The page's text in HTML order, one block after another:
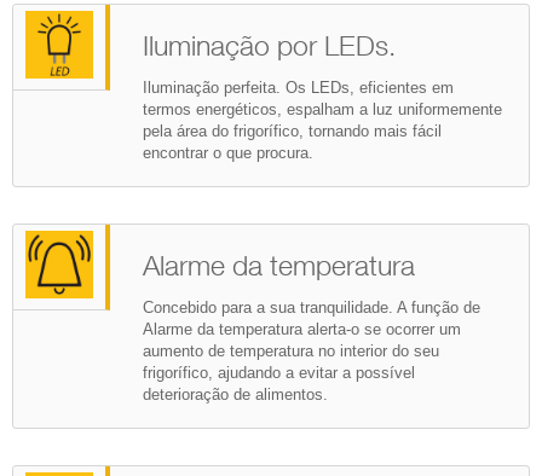
Iluminação por LEDs.
Iluminação perfeita. Os LEDs, eficientes em
termos energéticos, espalham a luz uniformemente
pela área do frigorífico, tornando mais fácil
encontrar o que procura.
Alarme da temperatura
Concebido para a sua tranquilidade. A função de
Alarme da temperatura alerta-o se ocorrer um
aumento de temperatura no interior do seu
frigorífico, ajudando a evitar a possível
deterioração de alimentos.